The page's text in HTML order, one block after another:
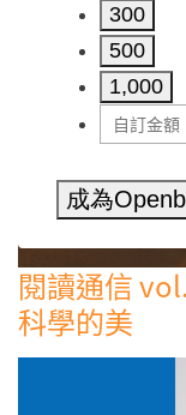
300
500
1,000
成為
閱讀通信
科學的美